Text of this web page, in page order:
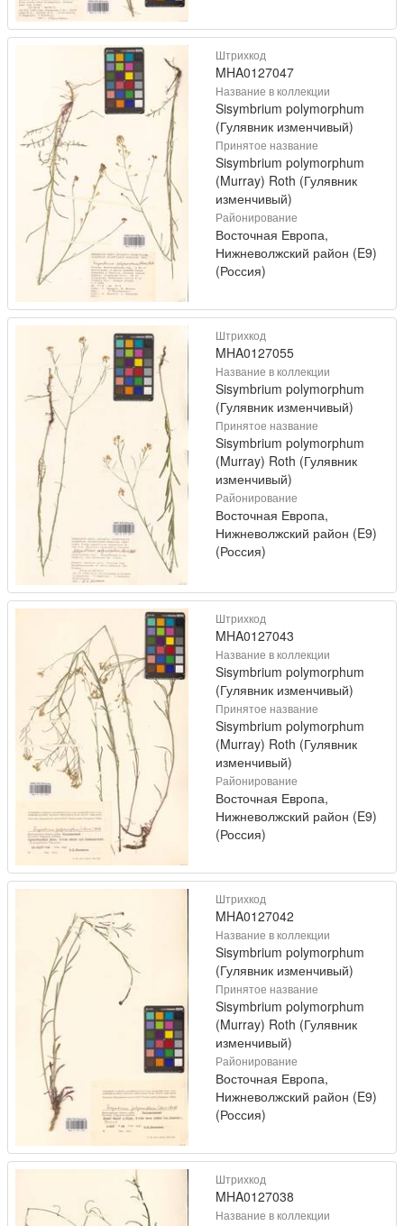
Штрихкод
MHA0127047
Название в коллекции
Sisymbrium polymorphum
(Гулявник изменчивый)
Принятое название
Sisymbrium polymorphum
(Murray) Roth (Гулявник
изменчивый)
Районирование
Восточная Европа,
Нижневолжский район (E9)
(Россия)
Штрихкод
MHA0127055
Название в коллекции
Sisymbrium polymorphum
(Гулявник изменчивый)
Принятое название
Sisymbrium polymorphum
(Murray) Roth (Гулявник
изменчивый)
Районирование
Восточная Европа,
Нижневолжский район (E9)
(Россия)
Штрихкод
MHA0127043
Название в коллекции
Sisymbrium polymorphum
(Гулявник изменчивый)
Принятое название
Sisymbrium polymorphum
(Murray) Roth (Гулявник
изменчивый)
Районирование
Восточная Европа,
Нижневолжский район (E9)
(Россия)
Штрихкод
MHA0127042
Название в коллекции
Sisymbrium polymorphum
(Гулявник изменчивый)
Принятое название
Sisymbrium polymorphum
(Murray) Roth (Гулявник
изменчивый)
Районирование
Восточная Европа,
Нижневолжский район (E9)
(Россия)
Штрихкод
MHA0127038
Название в коллекции